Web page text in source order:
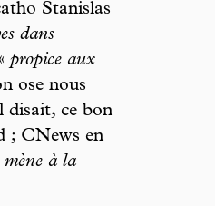
Stanislas
dans
propice aux
ose nous
disait, ce bon
; CNews en
mène à la